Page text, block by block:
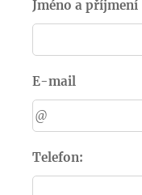
Jméno a příjmení
E-mail
Telefon: